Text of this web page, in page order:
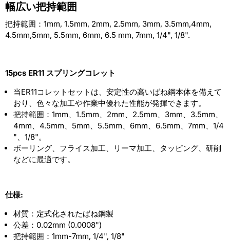
幅広い把持範囲
把持範囲：1mm, 1.5mm, 2mm, 2.5mm, 3mm, 3.5mm,4mm,
4.5mm,5mm, 5.5mm, 6mm, 6.5 mm, 7mm, 1/4", 1/8".
15pcs ER11 スプリングコレット
当ER11コレットセットは、安定性の高いばね鋼本体を備えて
おり、色々な加工や作業中優れた性能が発揮できます。
把持範囲：1mm、1.5mm、2mm、2.5mm、3mm、3.5mm、
4mm、4.5mm、5mm、5.5mm、6mm、6.5mm、7mm、1/4
"、1/8"。
ボーリング、フライス加工、リーマ加工、タッピング、研削
などに最適です。
仕様:
材質：定式化されたばね鋼製
公差：0.02mm (0.0008")
把持範囲：1mm-7mm, 1/4", 1/8"